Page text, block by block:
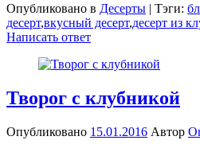
Опубликовано в Десерты | Тэги:
десерт,вкусный десерт,десерт из
Написать ответ
Творог с клубникой
Опубликовано 15.01.2016 Автор